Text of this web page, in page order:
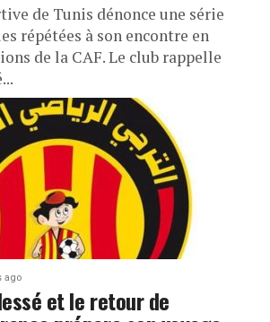
de Tunis dénonce une série
répétées à son encontre en
de la CAF. Le club rappelle
ago
et le retour de